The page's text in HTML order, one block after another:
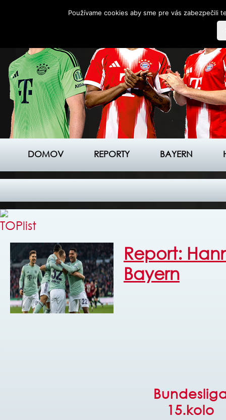
DOMOV REPORTY BAYERN
Report:
Bayern
15.kolo
Používame cookies aby sme pre vás zabezpečili